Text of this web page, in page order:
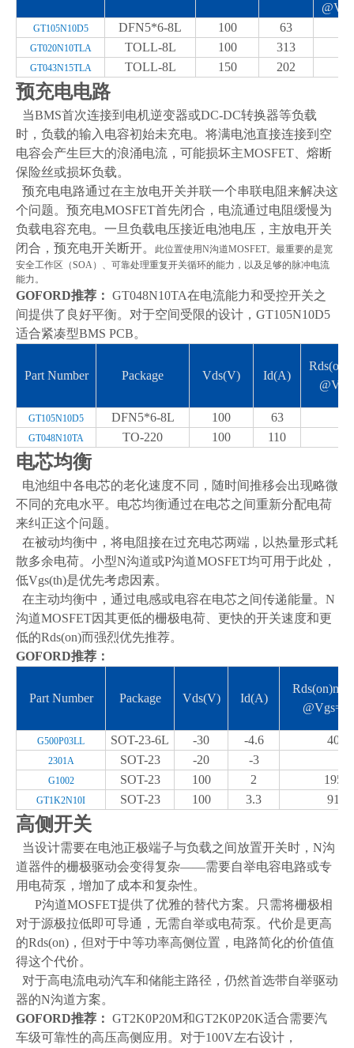
GT105N10D5 DFN5*6-8L 100 63
GT020N10TLA TOLL-8L 100 313
GT043N15TLA TOLL-8L 150 202
预充电电路
当BMS首次连接到电机逆变器或DC-DC转换器等负载
时，负载的输入电容初始未充电。将满电池直接连接到空
电容会产生巨大的浪涌电流，可能损坏主MOSFET 、熔断
保险丝或损坏负载。
预充电电路通过在主放电开关并联一个串联电阻来解决这
个问题。预充电MOSFET首先闭合，电流通过电阻缓慢为
负载电容充电。一旦负载电压接近电池电压，主放电开关
闭合，预充电开关断开。 此位置使用N沟道MOSFET。 最重要的是宽
安全工作区（SOA ）、可靠处理重复开关循环的能力，以及足够的脉冲电流
能力 。
GOFORD推荐： GT048N10TA在电流能力和受控开关之
间提供了良好平衡。对于空间受限的设计， GT105N10D5
适合紧凑型BMS PCB。
Part Number Package Vds(V) Id(A)
GT105N10D5 DFN5*6-8L 100 63
GT048N10TA TO-220 100 110
电芯均衡
电池组中各电芯的老化速度不同，随时间推移会出现略微
不同的充电水平。电芯均衡通过在电芯之间重新分配电荷
来纠正这个问题。
在被动均衡中，将电阻接在过充电芯两端，以热量形式耗
散多余电荷。小型N沟道或P沟道MOSFET均可用于此处，
低Vgs(th)是优先考虑因素。
在主动均衡中，通过电感或电容在电芯之间传递能量。 N
沟道MOSFET因其更低的栅极电荷、更快的开关速度和更
低的Rds(on)而强烈优先推荐。
GOFORD推荐：
Part Number Package Vds(V) Id(A)
G500P03LL SOT-23-6L -30 -4.6 40
2301A SOT-23 -20 -3
G1002 SOT-23 100 2 195
GT1K2N10I SOT-23 100 3.3 91
高侧开关
当设计需要在电池正极端子与负载之间放置开关时， N沟
道器件的栅极驱动会变得复杂——需要自举电容电路或专
用电荷泵，增加了成本和复杂性。
P沟道MOSFET提供了优雅的替代方案。只需将栅极相
对于源极拉低即可导通，无需自举或电荷泵。代价是更高
的Rds(on) ，但对于中等功率高侧位置，电路简化的价值值
得这个代价。
对于高电流电动汽车和储能主路径，仍然首选带自举驱动
器的N沟道方案。
GOFORD推荐： GT2K0P20M和GT2K0P20K适合需要汽
车级可靠性的高压高侧应用。对于100V左右设计，